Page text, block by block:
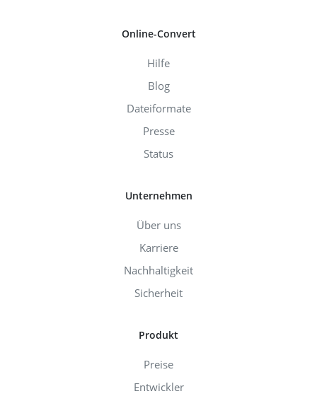
Online-Convert
Hilfe
Blog
Dateiformate
Presse
Status
Unternehmen
Über uns
Karriere
Nachhaltigkeit
Sicherheit
Produkt
Preise
Entwickler